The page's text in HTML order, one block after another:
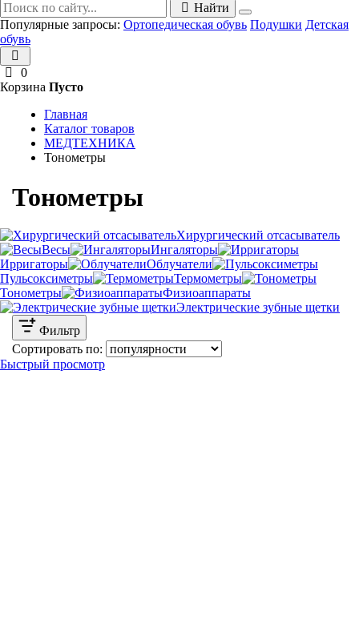
Найти
Популярные запросы: Ортопедическая обувь Подушки Детская
обувь
0
Корзина Пусто
Главная
Каталог товаров
МЕДТЕХНИКА
Тонометры
Тонометры
Хирургический отсасыватель
Весы
Ингаляторы
Ирригаторы
Облучатели
Пульсоксиметры
Термометры
Тонометры
Физиоаппараты
Электрические зубные щетки
Фильтр
Сортировать по:
Быстрый просмотр